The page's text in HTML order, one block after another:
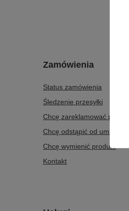
Zamówienia
Status zamówienia
Śledzenie przesyłki
Chcę zareklamować produkt
Chcę odstąpić od umowy
Chcę wymienić produkt
Kontakt